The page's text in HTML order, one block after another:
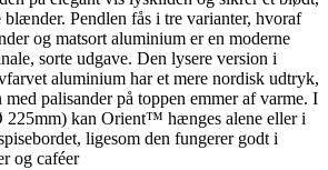
Pendlen fås i tre varianter, hvoraf
og matsort aluminium er en moderne
sorte udgave. Den lysere version i
aluminium har et mere nordisk udtryk,
palisander på toppen emmer af varme. I
225mm) kan Orient™ hænges alene eller i
ligesom den fungerer godt i
og caféer